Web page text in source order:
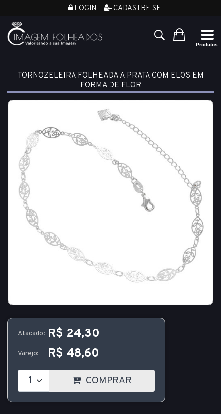
LOGIN CADASTRE-SE
TORNOZELEIRA FOLHEADA A PRATA COM ELOS EM
FORMA DE FLOR
Atacado: R$ 24,30
Varejo: R$ 48,60
COMPRAR